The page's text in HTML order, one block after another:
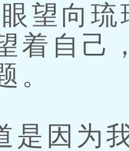
望向琉
着自己
。
因为